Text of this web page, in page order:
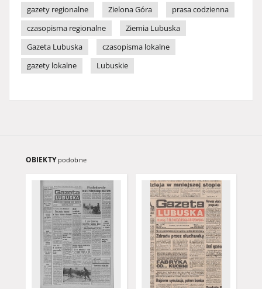
gazety regionalne
Zielona Góra
prasa codzienna
czasopisma regionalne
Ziemia Lubuska
Gazeta Lubuska
czasopisma lokalne
gazety lokalne
Lubuskie
OBIEKTY podobne